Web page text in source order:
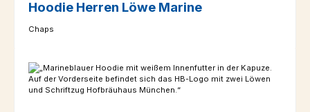
Hoodie Herren Löwe Marine
Chaps
Bildergalerie überspringen